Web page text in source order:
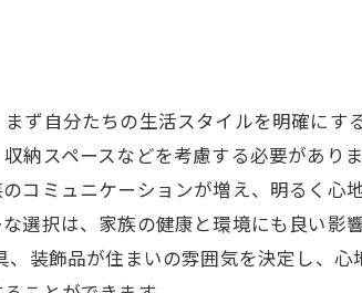
ず自分たちの生活スタイルを明確にす
スペースなどを考慮する必要がありま
コミュニケーションが増え、明るく心
選択は、家族の健康と環境にも良い影
装飾品が住まいの雰囲気を決定し、心